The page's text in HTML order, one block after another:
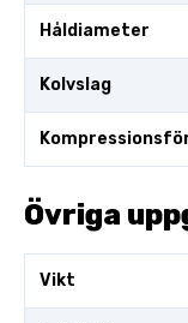
Håldiameter
Kolvslag
Övriga
Vikt